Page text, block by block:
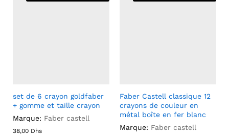
set de 6 crayon goldfaber
+ gomme et taille crayon
Marque: Faber castell
38,00 Dhs
Faber Castell classique 12
crayons de couleur en
métal boîte en fer blanc
Marque: Faber castell